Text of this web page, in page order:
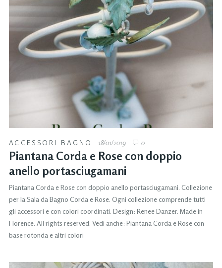
ACCESSORI BAGNO 18/01/2019 0
Piantana Corda e Rose con doppio
anello portasciugamani
Piantana Corda e Rose con doppio anello portasciugamani. Collezione
per la Sala da Bagno Corda e Rose. Ogni collezione comprende tutti
gli accessori e con colori coordinati. Design: Renee Danzer. Made in
Florence. All rights reserved. Vedi anche: Piantana Corda e Rose con
base rotonda e altri colori